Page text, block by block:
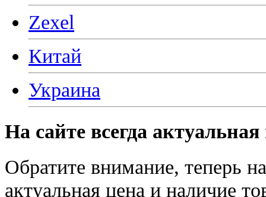
Zexel
Китай
Украина
На сайте всегда
Обратите внимание, теперь
актуальная цена и наличие